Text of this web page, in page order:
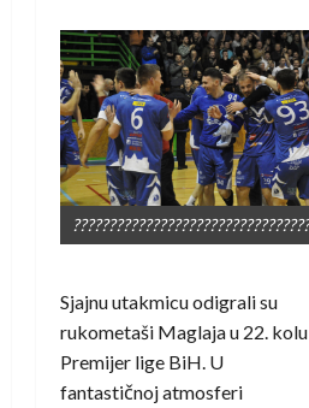
Sjajnu utakmicu odigrali su
rukometaši Maglaja u 22. kolu
Premijer lige BiH. U
fantastičnoj atmosferi